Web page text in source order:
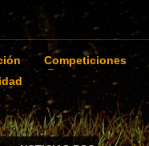
Competiciones